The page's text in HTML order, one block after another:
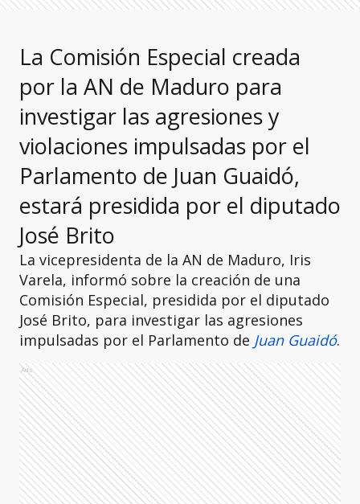
La Comisión Especial creada
por la AN de Maduro para
investigar las agresiones y
violaciones impulsadas por el
Parlamento de Juan Guaidó,
estará presidida por el diputado
José Brito
La vicepresidenta de la AN de Maduro, Iris
Varela, informó sobre la creación de una
Comisión Especial, presidida por el diputado
José Brito, para investigar las agresiones
impulsadas por el Parlamento de Juan Guaidó.
Ads